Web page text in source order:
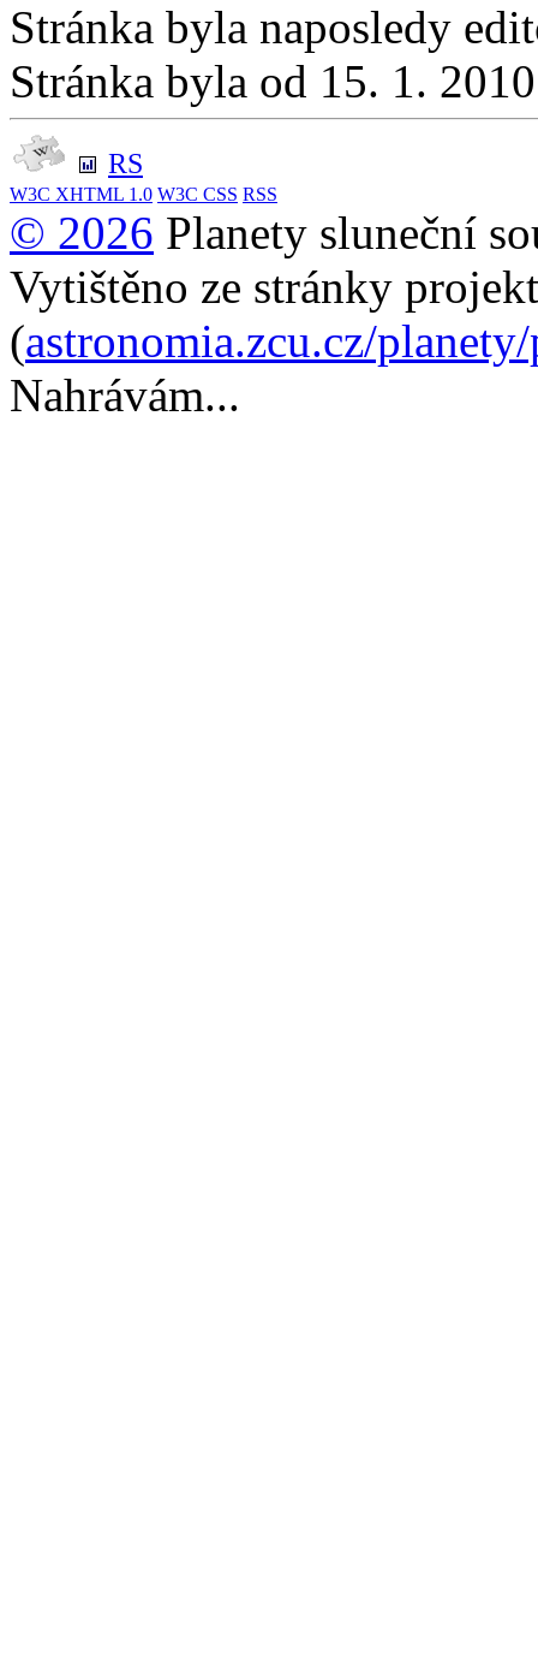
Stránka byla naposledy
Stránka byla od 15. 1.
RS
W3C XHTML 1.0 W3C CSS RSS
© 2026 Planety sluneční
Vytištěno ze stránky
(astronomia.zcu.cz/
Nahrávám...